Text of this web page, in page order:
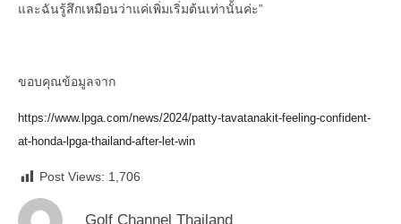
และฉันรู้สึกเหมือนว่าแค่เพิ่มเริ่มต้นเท่านั้นค่ะ”
ขอบคุณข้อมูลจาก
https://www.lpga.com/news/2024/patty-tavatanakit-feeling-confident-
at-honda-lpga-thailand-after-let-win
Post Views: 1,706
Golf Channel Thailand